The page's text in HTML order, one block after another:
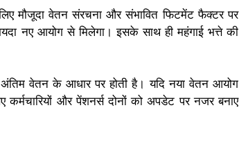
मौजूदा वेतन संरचना और संभावित फिटमेंट फैक्टर पर
नए आयोग से मिलेगा। इसके साथ ही महंगाई भत्ते की
वेतन के आधार पर होती है। यदि नया वेतन आयोग
और पेंशनर्स दोनों को अपडेट पर नजर बनाए